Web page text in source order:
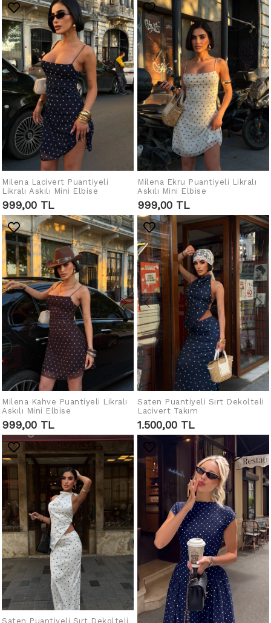
IN DEN WARENKORB
LEGEN
Milena Lacivert Puantiyeli
Likralı Askılı Mini Elbise
999,00 TL
IN DEN WARENKORB
LEGEN
Milena Ekru Puantiyeli Likralı
Askılı Mini Elbise
999,00 TL
IN DEN WARENKORB
LEGEN
Milena Kahve Puantiyeli Likralı
Askılı Mini Elbise
999,00 TL
IN DEN WARENKORB
LEGEN
Saten Puantiyeli Sırt Dekolteli
Lacivert Takım
1.500,00 TL
IN DEN WARENKORB
Saten Puantiyeli Sırt Dekolteli